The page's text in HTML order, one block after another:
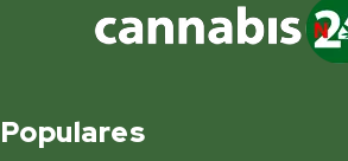
Populares